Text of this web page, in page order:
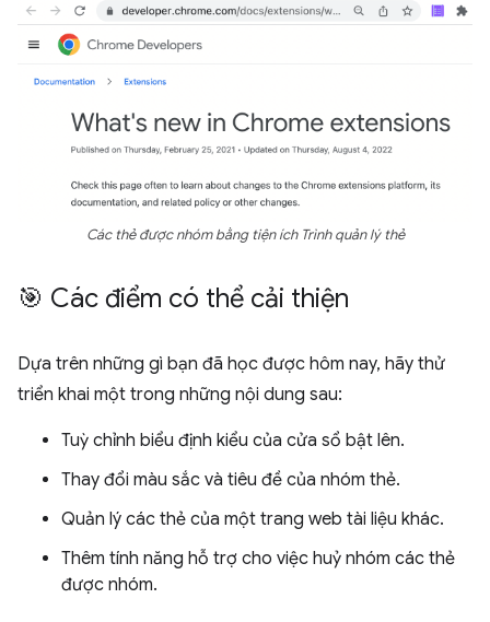
Các thẻ được nhóm bằng tiện ích Trình quản lý thẻ
🎯 Các điểm có thể cải thiện
Dựa trên những gì bạn đã học được hôm nay, hãy thử
triển khai một trong những nội dung sau:
Tuỳ chỉnh biểu định kiểu của cửa sổ bật lên.
Thay đổi màu sắc và tiêu đề của nhóm thẻ.
Quản lý các thẻ của một trang web tài liệu khác.
Thêm tính năng hỗ trợ cho việc huỷ nhóm các thẻ
được nhóm.